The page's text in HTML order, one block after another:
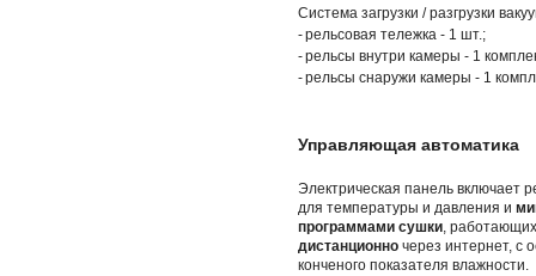
Система загрузки / разгрузки
-рельсовая тележка - 1 шт.;
-рельсы внутри камеры - 1
-рельсы снаружи камеры - 1
Управляющая автоматика
Электрическая панель включает
для температуры и давления и
программами сушки,
дистанционно через интернет, с
конченого показателя влажности.